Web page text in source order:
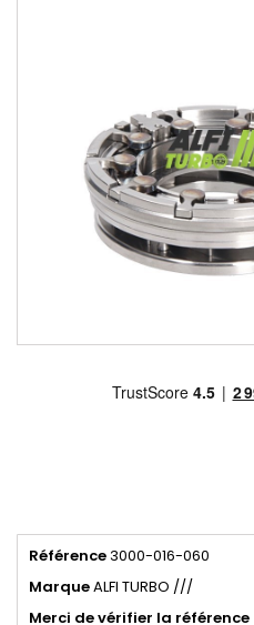
Référence3000-016-060
MarqueALFI TURBO ///
Merci de vérifier la référence